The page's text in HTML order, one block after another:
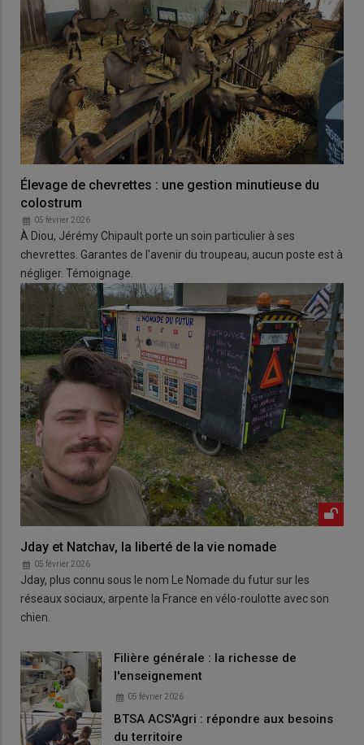
Élevage de chevrettes : une gestion minutieuse du
colostrum
05 février 2026
À Diou, Jérémy Chipault porte un soin particulier à ses
chevrettes. Garantes de l'avenir du troupeau, aucun poste est à
négliger. Témoignage.
Jday et Natchav, la liberté de la vie nomade
05 février 2026
Jday, plus connu sous le nom Le Nomade du futur sur les
réseaux sociaux, arpente la France en vélo-roulotte avec son
chien.
Filière générale : la richesse de
l'enseignement
05 février 2026
BTSA ACS'Agri : répondre aux besoins
du territoire